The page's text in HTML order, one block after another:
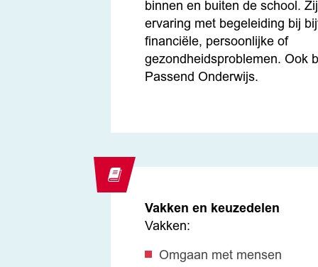
binnen en buiten de school.
ervaring met begeleiding bij
financiële, persoonlijke of
gezondheidsproblemen. Ook
Passend Onderwijs.
Vakken en keuzedelen
Vakken:
Omgaan met mensen